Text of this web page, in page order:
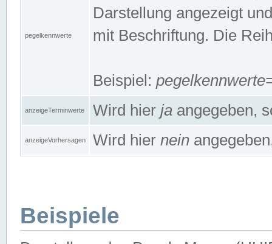
pegelkennwerte
Darstellung angezeigt
mit Beschriftung. Die
Beispiel:
anzeigeTerminwerte Wird hier ja angegeben,
anzeigeVorhersagen Wird hier nein
Beispiele